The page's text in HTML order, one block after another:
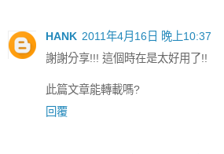
HANK 2011年4月16日 晚上10:37
謝謝分享!!! 這個時在是太好用了!!
此篇文章能轉載嗎?
回覆